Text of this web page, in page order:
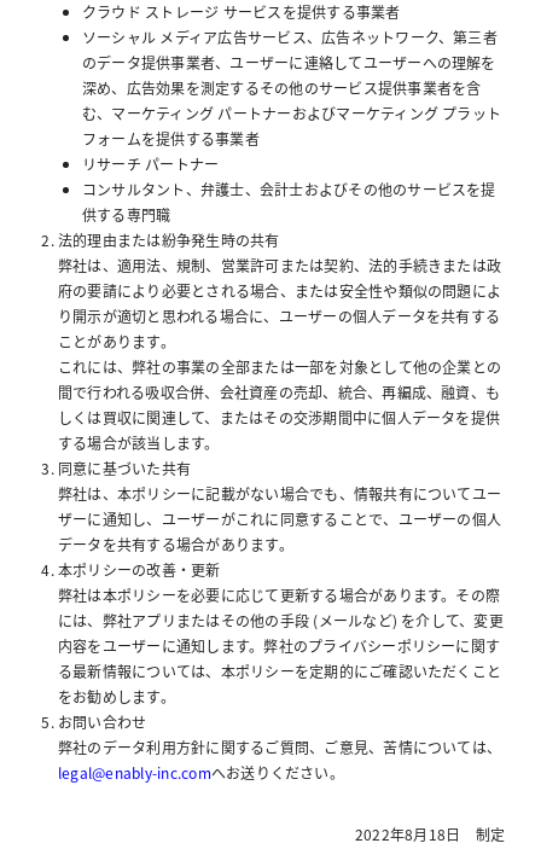
クラウド ストレージ サービスを提供する事業者
ソーシャル メディア広告サービス、広告ネットワーク、第三者
のデータ提供事業者、ユーザーに連絡してユーザーへの理解を
深め、広告効果を測定するその他のサービス提供事業者を含
む、マーケティング パートナーおよびマーケティング プラット
フォームを提供する事業者
リサーチ パートナー
コンサルタント、弁護士、会計士およびその他のサービスを提
供する専門職
法的理由または紛争発生時の共有
弊社は、適用法、規制、営業許可または契約、法的手続きまたは政
府の要請により必要とされる場合、または安全性や類似の問題によ
り開示が適切と思われる場合に、ユーザーの個人データを共有する
ことがあります。
これには、弊社の事業の全部または一部を対象として他の企業との
間で行われる吸収合併、会社資産の売却、統合、再編成、融資、も
しくは買収に関連して、またはその交渉期間中に個人データを提供
する場合が該当します。
同意に基づいた共有
弊社は、本ポリシーに記載がない場合でも、情報共有についてユー
ザーに通知し、ユーザーがこれに同意することで、ユーザーの個人
データを共有する場合があります。
本ポリシーの改善・更新
弊社は本ポリシーを必要に応じて更新する場合があります。その際
には、弊社アプリまたはその他の手段 (メールなど) を介して、変更
内容をユーザーに通知します。弊社のプライバシーポリシーに関す
る最新情報については、本ポリシーを定期的にご確認いただくこと
をお勧めします。
お問い合わせ
弊社のデータ利用方針に関するご質問、ご意見、苦情については、
legal@enably-inc.comへお送りください。
2022年8月18日 制定